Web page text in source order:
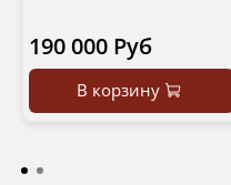
190 000 Руб
В корзину